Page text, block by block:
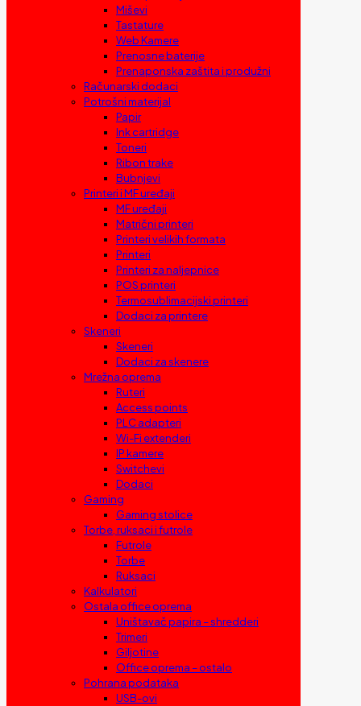
Miševi
Tastature
Web Kamere
Prenosne baterije
Prenaponska zaštita i produžni
Računarski dodaci
Potrošni materijal
Papir
Ink cartridge
Toneri
Ribon trake
Bubnjevi
Printeri i MF uređaji
MF uređaji
Matrični printeri
Printeri velikih formata
Printeri
Printeri za naljepnice
POS printeri
Termosublimacijski printeri
Dodaci za printere
Skeneri
Skeneri
Dodaci za skenere
Mrežna oprema
Ruteri
Access points
PLC adapteri
Wi-Fi extenderi
IP kamere
Switchevi
Dodaci
Gaming
Gaming stolice
Torbe, ruksaci i futrole
Futrole
Torbe
Ruksaci
Kalkulatori
Ostala office oprema
Uništavač papira – shredderi
Trimeri
Giljotine
Office oprema – ostalo
Pohrana podataka
USB-ovi